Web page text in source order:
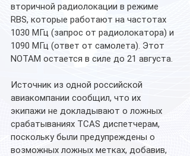
вторичной радиолокации в режиме
RBS, которые работают на частотах
1030 МГц (запрос от радиолокатора) и
1090 МГц (ответ от самолета). Этот
NOTAM остается в силе до 21 августа.
Источник из одной российской
авиакомпании сообщил, что их
экипажи не докладывают о ложных
срабатываниях TCAS диспетчерам,
поскольку были предупреждены о
возможных ложных метках, добавив,